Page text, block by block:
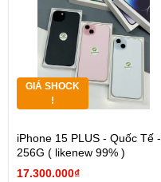
GIÁ SHOCK
!
iPhone 15 PLUS - Quốc Tế -
256G ( likenew 99% )
17.300.000₫